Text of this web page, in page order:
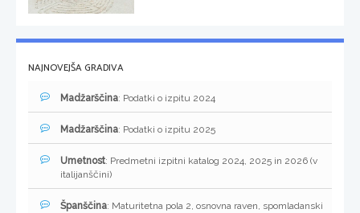
NAJNOVEJŠA GRADIVA
Madžarščina: Podatki o izpitu 2024
Madžarščina: Podatki o izpitu 2025
Umetnost: Predmetni izpitni katalog 2024, 2025 in 2026 (v
italijanščini)
Španščina: Maturitetna pola 2, osnovna raven, spomladanski